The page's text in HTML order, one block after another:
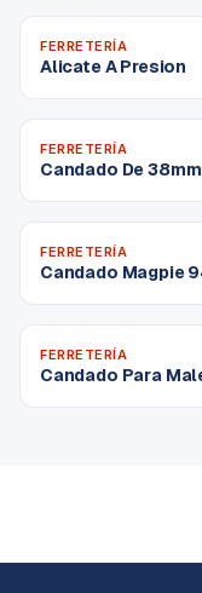
FERRETERÍA
Alicate A Presion
FERRETERÍA
Candado De 38mm
FERRETERÍA
Candado Magpie
FERRETERÍA
Candado Para